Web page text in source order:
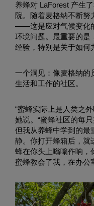
养蜂对 LaForest 产生
院。随着麦格纳不断努
——这是应对气候变化
环境问题。最重要的是
经验，特别是关于如何
一个洞见：像麦格纳的
生活和工作的社区。
“蜜蜂实际上是人类之
她说。“蜜蜂社区的每
但我从养蜂中学到的最
静。你打开蜂箱后，就
蜂在你头上嗡嗡作响，
蜜蜂教会了我，在办公